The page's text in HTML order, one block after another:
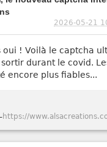
2026-05-21
oui ! Voilà le captcha
durant le covid.
encore plus fiables...
-